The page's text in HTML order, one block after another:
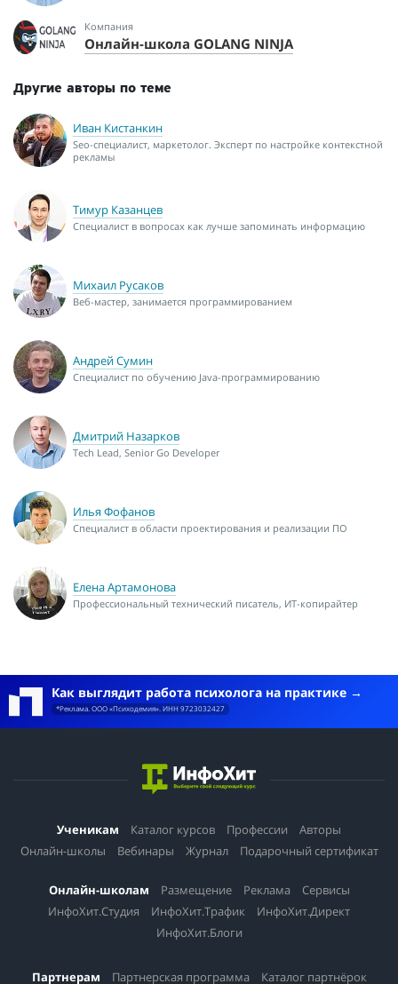
Компания
Онлайн-школа GOLANG NINJA
Другие авторы по теме
Иван Кистанкин
Seo-специалист, маркетолог. Эксперт по настройке контекстной
рекламы
Тимур Казанцев
Специалист в вопросах как лучше запоминать информацию
Михаил Русаков
Веб-мастер, занимается программированием
Андрей Сумин
Специалист по обучению Java-программированию
Дмитрий Назарков
Tech Lead, Senior Go Developer
Илья Фофанов
Специалист в области проектирования и реализации ПО
Елена Артамонова
Профессиональный технический писатель, ИТ-копирайтер
Как выглядит работа психолога на практике
*Реклама. ООО «Психодемия». ИНН 9723032427
Ученикам Каталог курсов Профессии
Авторы
Онлайн-школы
Вебинары Журнал Подарочный сертификат
Онлайн-школам Размещение Реклама
Сервисы
ИнфоХит.Студия
ИнфоХит.Трафик
ИнфоХит.Директ
ИнфоХит.Блоги
Партнерам Партнерская программа Каталог партнёрок